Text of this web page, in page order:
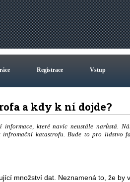
Registrace Vstup
a kdy k ní dojde?
informace, které navíc neustále narůstá.
katastrofu. Bude to pro lidstvo
množství dat. Neznamená to, že by